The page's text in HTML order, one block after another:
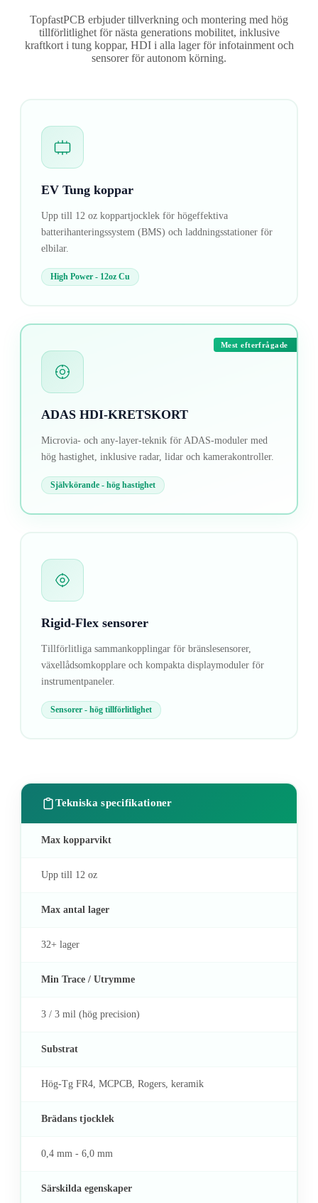
TopfastPCB erbjuder tillverkning och montering med hög
tillförlitlighet för nästa generations mobilitet, inklusive
kraftkort i tung koppar, HDI i alla lager för infotainment och
sensorer för autonom körning.
EV Tung koppar
Upp till 12 oz koppartjocklek för högeffektiva
batterihanteringssystem (BMS) och laddningsstationer för
elbilar.
High Power - 12oz Cu
ADAS HDI-KRETSKORT
Microvia- och any-layer-teknik för ADAS-moduler med
hög hastighet, inklusive radar, lidar och kamerakontroller.
Självkörande - hög hastighet
Mest efterfrågade
Rigid-Flex sensorer
Tillförlitliga sammankopplingar för bränslesensorer,
växellådsomkopplare och kompakta displaymoduler för
instrumentpaneler.
Sensorer - hög tillförlitlighet
Tekniska specifikationer
Max kopparvikt
Upp till 12 oz
Max antal lager
32+ lager
Min Trace / Utrymme
3 / 3 mil (hög precision)
Substrat
Hög-Tg FR4, MCPCB, Rogers, keramik
Brädans tjocklek
0,4 mm - 6,0 mm
Särskilda egenskaper